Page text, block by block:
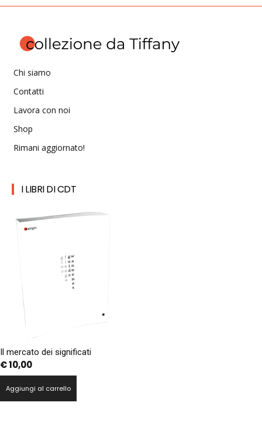
Chi siamo
Contatti
Lavora con noi
Shop
Rimani aggiornato!
I LIBRI DI CDT
Il mercato dei significati
€10,00
Aggiungi al carrello